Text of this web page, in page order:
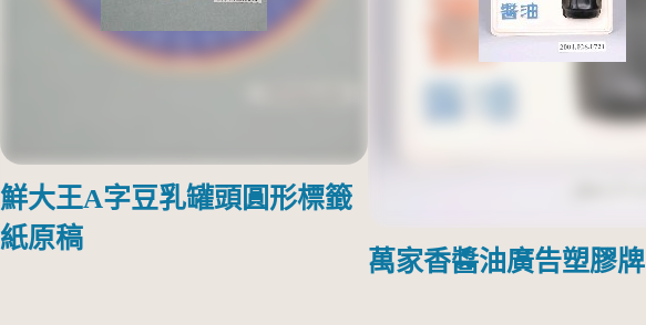
鮮大王A字豆乳罐頭圓形標籤
紙原稿
萬家香醬油廣告塑膠牌